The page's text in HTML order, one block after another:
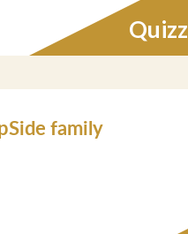
Quizz
family